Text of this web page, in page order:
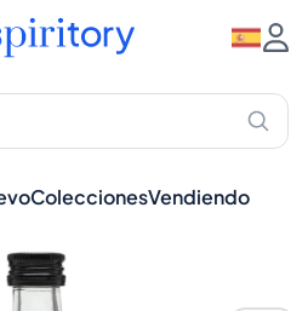
ColeccionesVendiendo